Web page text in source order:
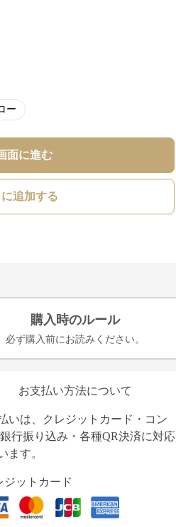
ー
面に進む
追加する
購入時のルール
必ず購入前にお読みください。
お支払い方法について
いは、クレジットカード・コン
行振り込み・各種QR決済に対応
ます。
ジットカード